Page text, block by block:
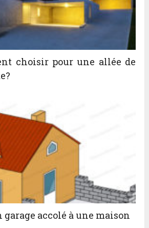
choisir pour une allée de
garage accolé à une maison